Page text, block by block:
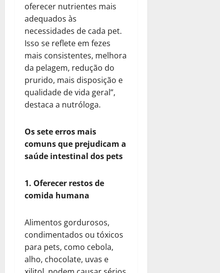
oferecer nutrientes mais
adequados às
necessidades de cada pet.
Isso se reflete em fezes
mais consistentes, melhora
da pelagem, redução do
prurido, mais disposição e
qualidade de vida geral”,
destaca a nutróloga.
Os sete erros mais
comuns que prejudicam a
saúde intestinal dos pets
1. Oferecer restos de
comida humana
Alimentos gordurosos,
condimentados ou tóxicos
para pets, como cebola,
alho, chocolate, uvas e